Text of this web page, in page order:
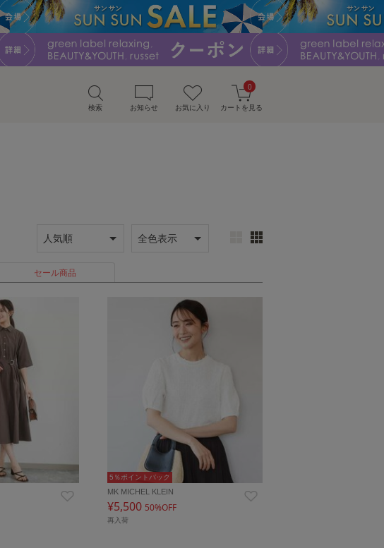
検索 お知らせ お気に入り カートを見る
0
セール商品
5％ポイントバック
MK MICHEL KLEIN
¥5,500 50%OFF
再入荷